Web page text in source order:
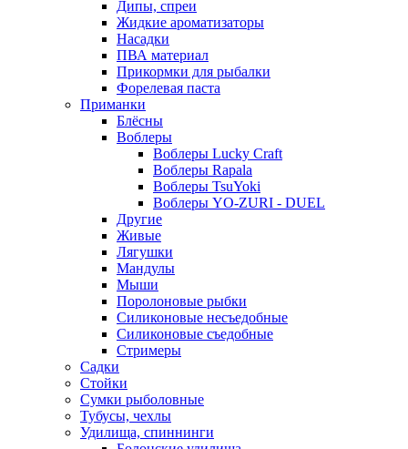
Дипы, спреи
Жидкие ароматизаторы
Насадки
ПВА материал
Прикормки для рыбалки
Форелевая паста
Приманки
Блёсны
Воблеры
Воблеры Lucky Craft
Воблеры Rapala
Воблеры TsuYoki
Воблеры YO-ZURI - DUEL
Другие
Живые
Лягушки
Мандулы
Мыши
Поролоновые рыбки
Силиконовые несъедобные
Силиконовые съедобные
Стримеры
Садки
Стойки
Сумки рыболовные
Тубусы, чехлы
Удилища, спиннинги